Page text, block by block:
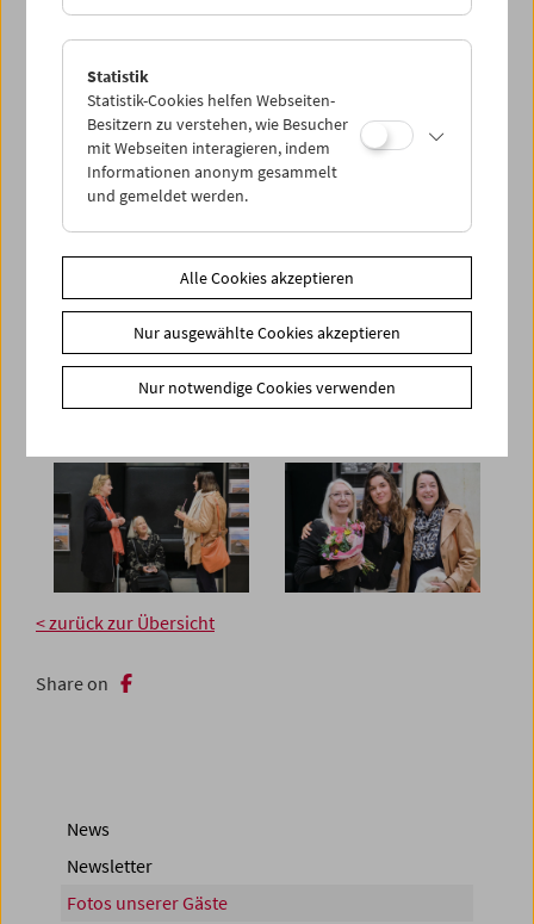
< zurück zur Übersicht
Share on
News
Newsletter
Fotos unserer Gäste
Statistik
Statistik-Cookies helfen Webseiten-
Besitzern zu verstehen, wie Besucher
mit Webseiten interagieren, indem
Informationen anonym gesammelt
und gemeldet werden.
Alle Cookies akzeptieren
Nur ausgewählte Cookies akzeptieren
Nur notwendige Cookies verwenden